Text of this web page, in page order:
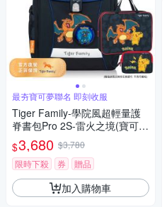
最夯寶可夢聯名 即刻收服
Tiger Family-學院風超輕量護
脊書包Pro 2S-雷火之境(寶可夢
聯名款)
$3,680 $3,780
限時下殺
券 贈品
加入購物車